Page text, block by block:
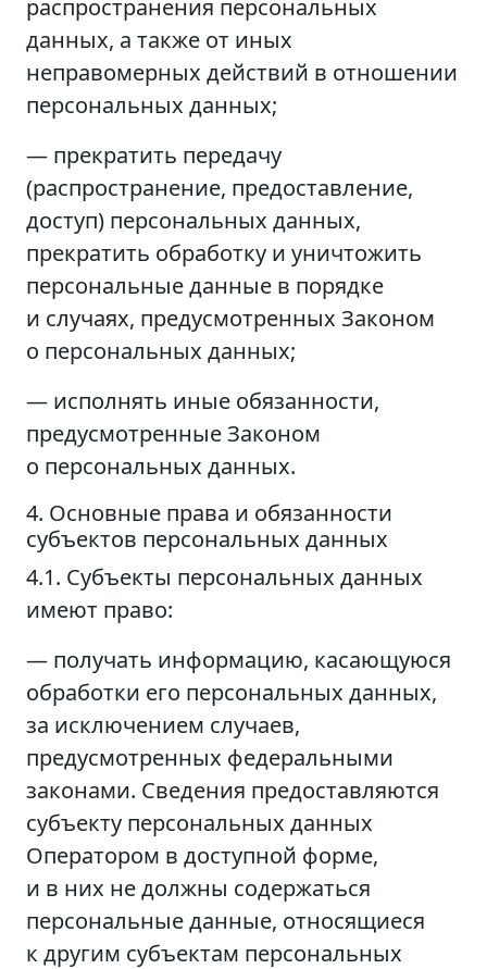
распространения персональных
данных, а также от иных
неправомерных действий в отношении
персональных данных;
— прекратить передачу
(распространение, предоставление,
доступ) персональных данных,
прекратить обработку и уничтожить
персональные данные в порядке
и случаях, предусмотренных Законом
о персональных данных;
— исполнять иные обязанности,
предусмотренные Законом
о персональных данных.
4. Основные права и обязанности
субъектов персональных данных
4.1. Субъекты персональных данных
имеют право:
— получать информацию, касающуюся
обработки его персональных данных,
за исключением случаев,
предусмотренных федеральными
законами. Сведения предоставляются
субъекту персональных данных
Оператором в доступной форме,
и в них не должны содержаться
персональные данные, относящиеся
к другим субъектам персональных